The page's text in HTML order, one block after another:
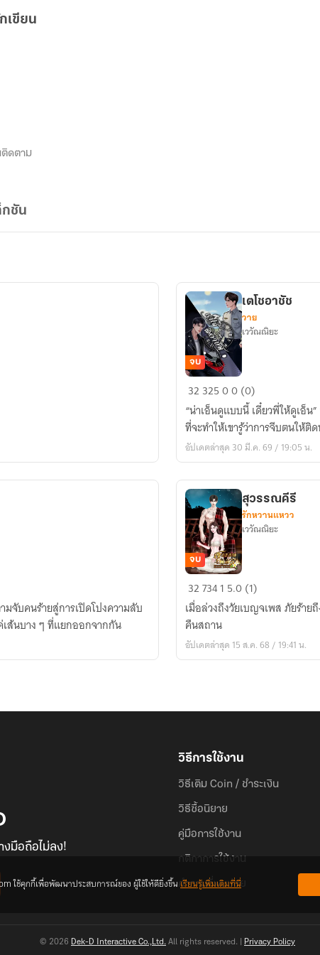
เขียน
ดตาม
กชัน
เต
โช
อา
ชัช
จบ
เตโชอาชัช
วาย
เววัณณิยะ
32 32500 (0)
“น่าเอ็นดูแบบนี้ เดี๋ยวพี่ให้ดูเอ็น” ปากดีไปเถอะ! ไม่รู้เสียแล้วว่าคนน่าเอ็นดูคนนี้นี่แหละ
ที่จะทำให้เขารู้ว่าการจีบตนให้ติ
อัปเดตล่าสุด 30 มี.ค. 69 / 19:05 น.
จับคนร้ายสู่การเปิดโปงความลับ
ส้นบาง ๆ ที่แยกออกจากกัน
สุวรรณคีรี
จบ
สุวรรณคีรี
รักหวานแหวว
เววัณณิยะ
327341 5.0 (1)
เมื่อล่วงถึงวัยเบญจเพส ภัยร้าย
คืนสถาน
อัปเดตล่าสุด 15 ส.ค. 68 / 19:41 น.
มือถือไม่ลง!
วิธีการใช้งาน
วิธีเติม Coin / ชำระเงิน
วิธีซื้อนิยาย
คู่มือการใช้งาน
กติกาการใช้งาน
คำถามที่พบบ่อย
© 2026 Dek-D Interactive Co.,Ltd. All rights reserved. | Privacy Policy
ใช้คุกกี้เพื่อพัฒนาประสบการณ์ของ ผู้ใช้ให้ดียิ่งขึ้นเรียนรู้เพิ่มเติมที่นี่